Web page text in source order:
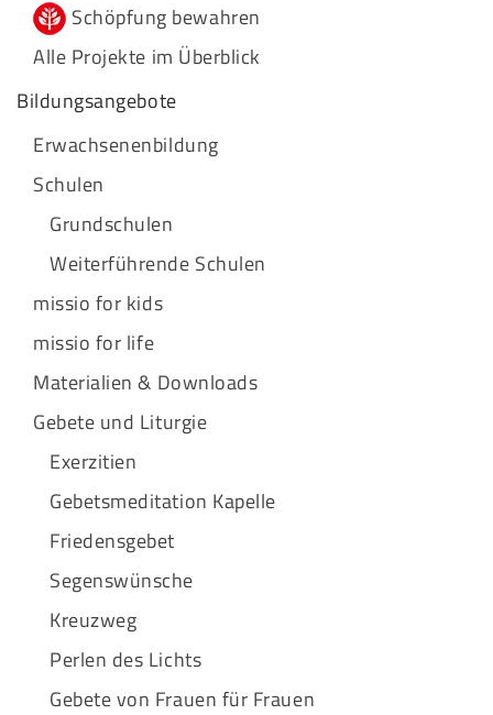
Schöpfung bewahren
Alle Projekte im Überblick
Bildungsangebote
Erwachsenenbildung
Schulen
Grundschulen
Weiterführende Schulen
missio for kids
missio for life
Materialien & Downloads
Gebete und Liturgie
Exerzitien
Gebetsmeditation Kapelle
Friedensgebet
Segenswünsche
Kreuzweg
Perlen des Lichts
Gebete von Frauen für Frauen